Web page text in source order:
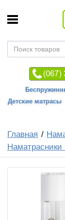
Детские матрасы
Главная
Наматрасники